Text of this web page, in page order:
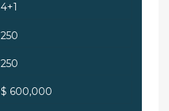
4+1
250
250
$ 600,000